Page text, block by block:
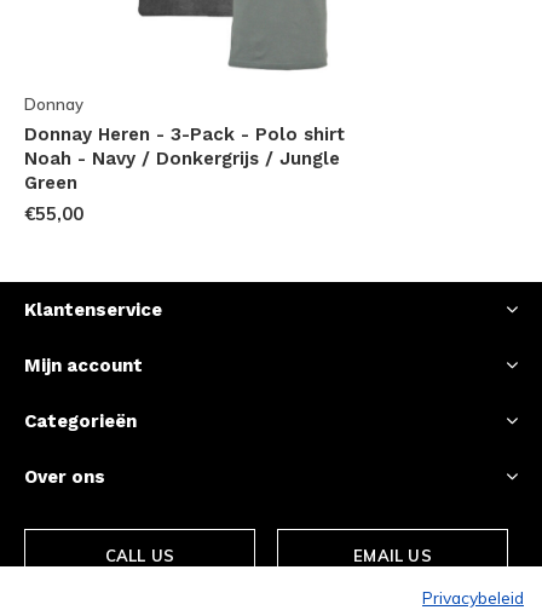
Donnay
Donnay Heren - 3-Pack - Polo shirt
Noah - Navy / Donkergrijs / Jungle
Green
€55,00
Klantenservice
Mijn account
Categorieën
Over ons
CALL US EMAIL US
Privacybeleid